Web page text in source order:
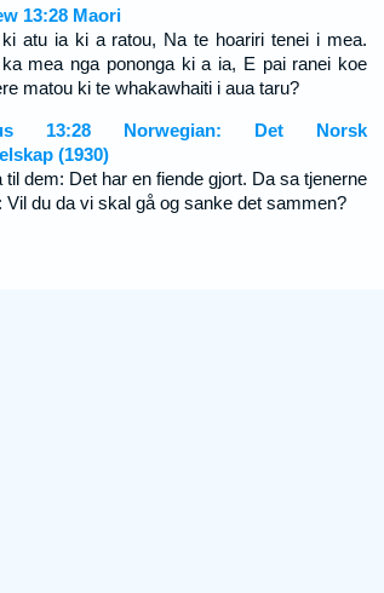
13:28 Maori
atu ia ki a ratou, Na te hoariri tenei i mea.
ka mea nga pononga ki a ia, E pai ranei koe
matou ki te whakawhaiti i aua taru?
13:28 Norwegian: Det Norsk
(1930)
til dem: Det har en fiende gjort. Da sa tjenerne
Vil du da vi skal gå og sanke det sammen?